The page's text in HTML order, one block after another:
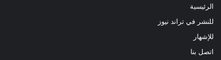
الرئيسية
للنشر في تراند نيوز
للإشهار
اتصل بنا